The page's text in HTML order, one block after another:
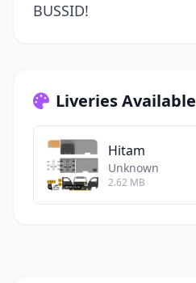
BUSSID!
Liveries Available
Hitam
Unknown
2.62 MB